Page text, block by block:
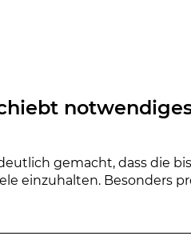
gemacht, dass die
einzuhalten. Besonders